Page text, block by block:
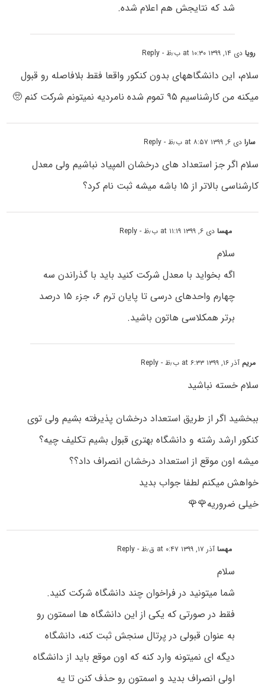
شد که نتایجش هم اعلام شده.
رویادی ۱۴, ۱۳۹۹ at ۱۰:۳۰ ب٫ظ - Reply
سلام، این دانشگاههای بدون کنکور واقعا فقط بلافاصله رو قبول
میکنه من کارشناسیم ۹۵ تموم شده نامردیه نمیتونم شرکت کنم 🥺
سارادی ۶, ۱۳۹۹ at ۸:۵۷ ب٫ظ - Reply
سلام اگر جز استعداد های درخشان المپیاد نباشیم ولی معدل
کارشناسی بالاتر از ۱۵ باشه میشه ثبت نام کرد؟
مهسادی ۶, ۱۳۹۹ at ۱۱:۱۹ ب٫ظ - Reply
سلام
اگه بخواید با معدل شرکت کنید باید با گذراندن سه
چهارم واحدهای درسی تا پایان ترم ۶، جزء ۱۵ درصد
برتر همکلاسی هاتون باشید.
مریم آذر ۱۶, ۱۳۹۹ at ۶:۳۳ ب٫ظ - Reply
سلام خسته نباشید
ببخشید اگر از طریق استعداد درخشان پذیرفته بشیم ولى توى
کنکور ارشد رشته و دانشگاه بهترى قبول بشیم تکلیف چیه؟
میشه اون موقع از استعداد درخشان انصراف داد؟؟
خواهش میکنم لطفا جواب بدید
خیلی ضروریه🌹🌹
مهساآذر ۱۷, ۱۳۹۹ at ۰:۴۷ ق٫ظ - Reply
سلام
شما میتونید در فراخوان چند دانشگاه شرکت کنید.
فقط در صورتی که یکی از این دانشگاه ها اسمتون رو
به عنوان قبولی در پرتال سنجش ثبت کنه، دانشگاه
دیگه ای نمیتونه وارد کنه که اون موقع باید از دانشگاه
اولی انصراف بدید و اسمتون رو حذف کنن تا یه